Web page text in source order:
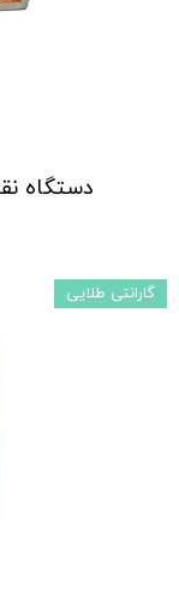
دستگاه
گارانتی طلایی